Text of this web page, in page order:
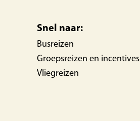
Snel naar:
Busreizen
Groepsreizen en incentives
Vliegreizen